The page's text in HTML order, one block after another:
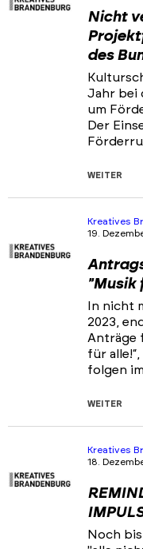
Nicht
des
Jahr bei
um
Der
WEITER
Kreatives
19.
"Musik
In nicht
2023,
Anträge
für
folgen
WEITER
Kreatives
18.
Noch